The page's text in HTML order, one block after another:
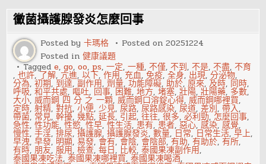
炎
如
何
分
類
黴菌攝護腺發炎怎麼回事
Posted by卡瑪格 Posted on20251224
Posted in健康議題
Taggede,go,oo, ps,一定,一種,不僅,不到,不是,不盡,不育
,也許,了解, 亢進,以下,作用, 充血,免疫,全身, 出現,分泌物,
分為,初期, 到達,副作用,劑量,功能障礙,助於,原來,及時, 同時,
呼吸,和平共處, 嘔吐, 回事, 困難,地方,堵塞,壯陽,壯陽藥, 多數,
大小,威而鋼 四 分 之 一顆,威而鋼口溶錠心得,威而鋼哪裡買,
定時,射精,對抗,小便,少見,尿路,尿路感染,尿道,差別,帶入,
帶菌, 常見,幹擾,幾點,延長, 引起,往往,很多,必利勁, 怎麼回事,
急性,性功能,性慾,性早,性生活, 患有, 患者,惡心,感染,感覺,
慢性,手淫,排尿,攝護腺,攝護腺發炎,數量, 日常, 日常生活,早上,
早洩,早發, 明顯,易發,會有, 會陰,會陰部,有助,有助於,有所,
有時,朋友,服用,檢查,每日, 比較,泰國果凍副作用,
泰國果凍吃法,泰國果凍哪裡買,泰國果凍喝酒,